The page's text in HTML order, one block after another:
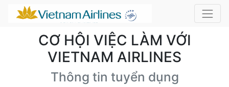
CƠ HỘI VIỆC LÀM VỚI
VIETNAM AIRLINES
Thông tin tuyển dụng